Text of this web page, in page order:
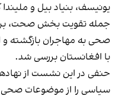
یونیسف، بنیاد بیل و
جمله تقویت بخش صحت،
صحی به مهاجران بازگشته و
با افغانستان بررسی شد.
حنفی در این نشست از
سیاسی را از موضوعات صحی